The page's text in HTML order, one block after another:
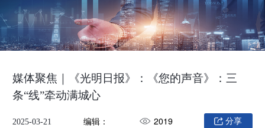
媒体聚焦｜《光明日报》：《您的声音》：三
条“线”牵动满城心
2025-03-21 编辑： 2019 分享